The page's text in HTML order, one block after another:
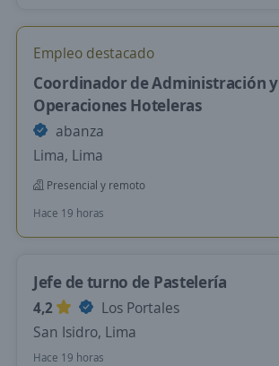
Empleo destacado
Coordinador de Administración y
Operaciones Hoteleras
abanza
Lima, Lima
Presencial y remoto
Hace 19 horas
Jefe de turno de Pastelería
4,2
Los Portales
San Isidro, Lima
Hace 19 horas